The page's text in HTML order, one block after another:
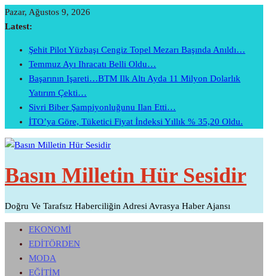
Skip
To
Pazar, Ağustos 9, 2026
Latest:
Şehit Pilot Yüzbaşı Cengiz Topel Mezarı Başında Anıldı…
Temmuz Ayı Ihracatı Belli Oldu…
Başarının Işareti…BTM Ilk Altı Ayda 11 Milyon Dolarlık
Yatırım Çekti…
Sivri Biber Şampiyonluğunu Ilan Etti…
İTO’ya Göre, Tüketici Fiyat İndeksi Yıllık % 35,20 Oldu.
Basın Milletin Hür Sesidir
Doğru Ve Tarafsız Haberciliğin Adresi Avrasya Haber Ajansı
EKONOMİ
EDİTÖRDEN
MODA
EĞİTİM